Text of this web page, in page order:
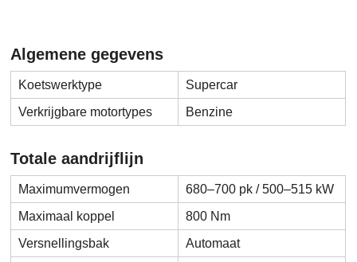
Algemene gegevens
Koetswerktype
Supercar
Verkrijgbare motortypes
Benzine
Totale aandrijflijn
Maximumvermogen
680–700 pk / 500–515 kW
Maximaal koppel
800 Nm
Versnellingsbak
Automaat